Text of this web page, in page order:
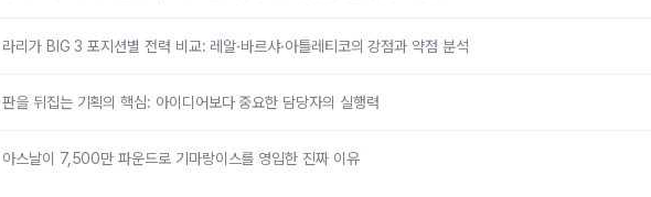
라리가 BIG 3 포지션별 전력 비교: 레알·바르샤·아틀레티코의 강점과 약점 분석
판을 뒤집는 기획의 핵심: 아이디어보다 중요한 담당자의 실행력
아스날이 7,500만 파운드로 기마랑이스를 영입한 진짜 이유